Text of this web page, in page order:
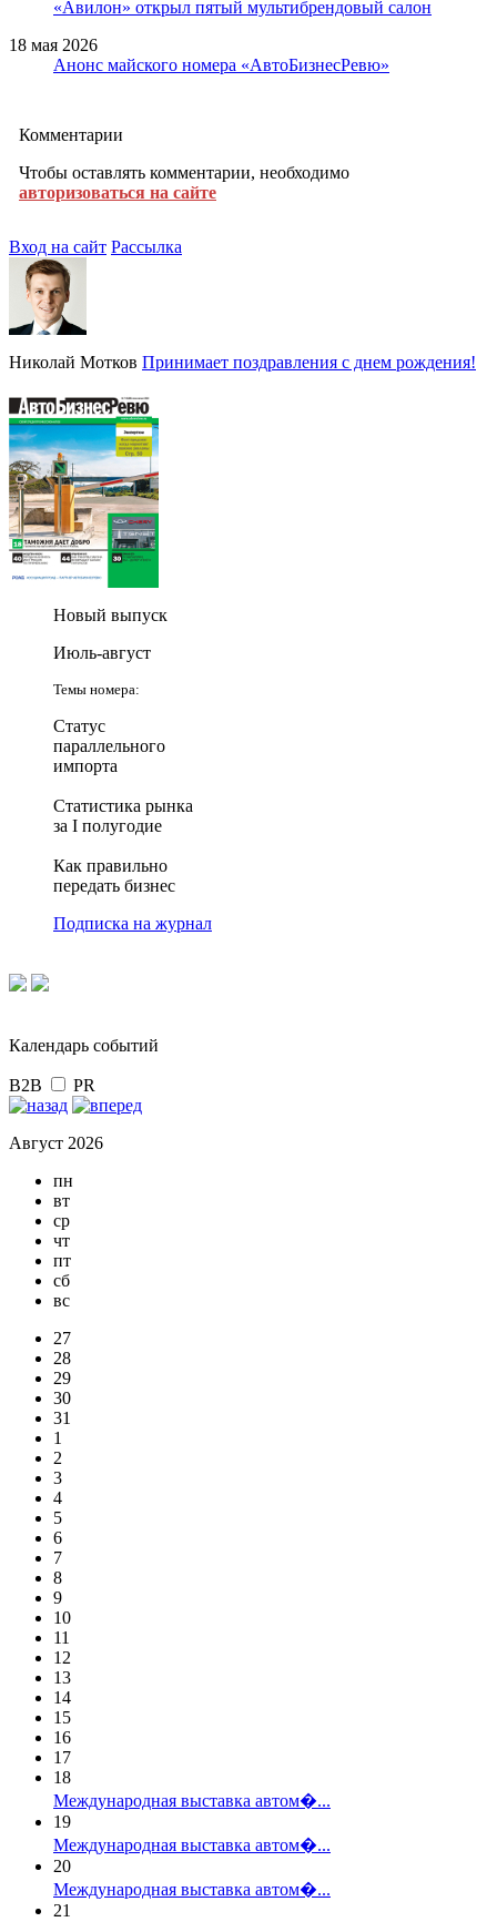
«Авилон» открыл пятый мультибрендовый салон
18 мая 2026
Анонс майского номера «АвтоБизнесРевю»
Комментарии
Чтобы оставлять комментарии, необходимо
авторизоваться на сайте
Вход на сайт Рассылка
Николай Мотков Принимает поздравления с днем рождения!
Новый выпуск
Июль-август
Темы номера:
Статус
параллельного
импорта
Статистика рынка
за I полугодие
Как правильно
передать бизнес
Подписка на журнал
Календарь событий
B2B PR
Август 2026
пн
вт
ср
чт
пт
сб
вс
27
28
29
30
31
1
2
3
4
5
6
7
8
9
10
11
12
13
14
15
16
17
18
Международная выставка автом�...
19
Международная выставка автом�...
20
Международная выставка автом�...
21